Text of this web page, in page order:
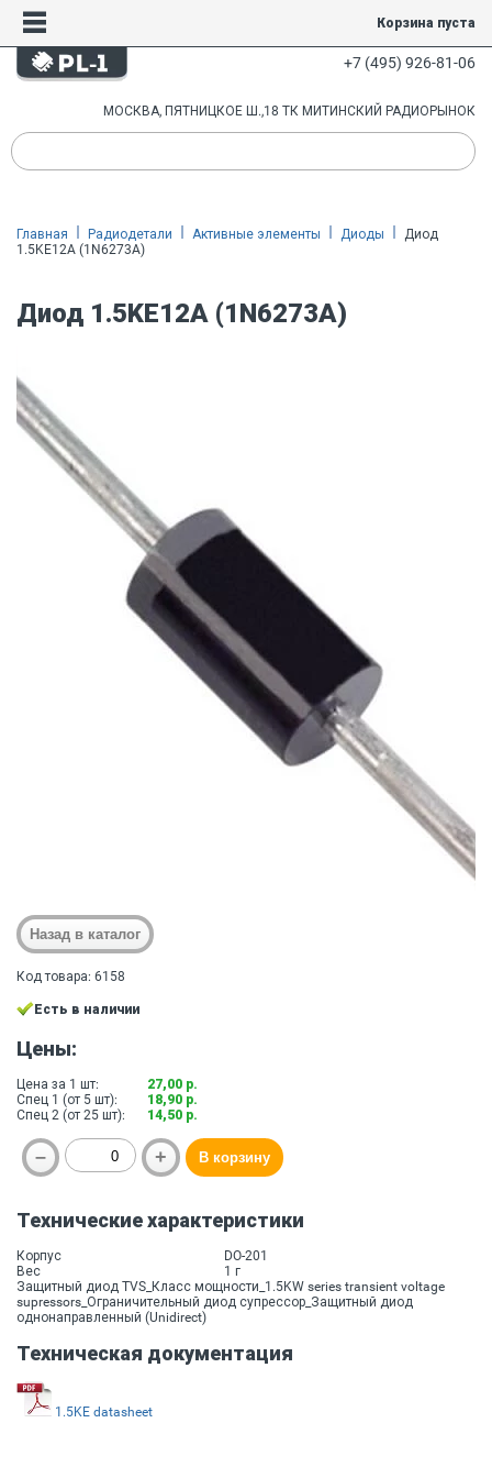
Корзина пуста
+7 (495) 926-81-06
МОСКВА, ПЯТНИЦКОЕ Ш.,18 ТК МИТИНСКИЙ РАДИОРЫНОК
Главная Радиодетали Активные элементы Диоды
Диод
1.5KE12A (1N6273A)
Диод 1.5KE12A (1N6273A)
Код товара: 6158
Есть в наличии
Цены:
Цена за 1 шт:
27,00 р.
Спец 1 (от 5 шт):
18,90 р.
Спец 2 (от 25 шт):
14,50 р.
Технические характеристики
Корпус
DO-201
Вес
1 г
Защитный диод TVS_Класс мощности_1.5KW series transient voltage
supressors_Ограничительный диод супрессор_Защитный диод
однонаправленный (Unidirect)
Техническая документация
1.5KE datasheet